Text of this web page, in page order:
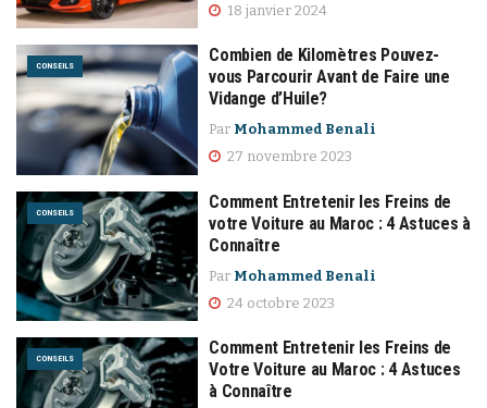
18 janvier 2024
CONSEILS
Combien de Kilomètres Pouvez-
vous Parcourir Avant de Faire une
Vidange d’Huile?
Par Mohammed Benali
27 novembre 2023
CONSEILS
Comment Entretenir les Freins de
votre Voiture au Maroc : 4 Astuces à
Connaître
Par Mohammed Benali
24 octobre 2023
CONSEILS
Comment Entretenir les Freins de
Votre Voiture au Maroc : 4 Astuces
à Connaître